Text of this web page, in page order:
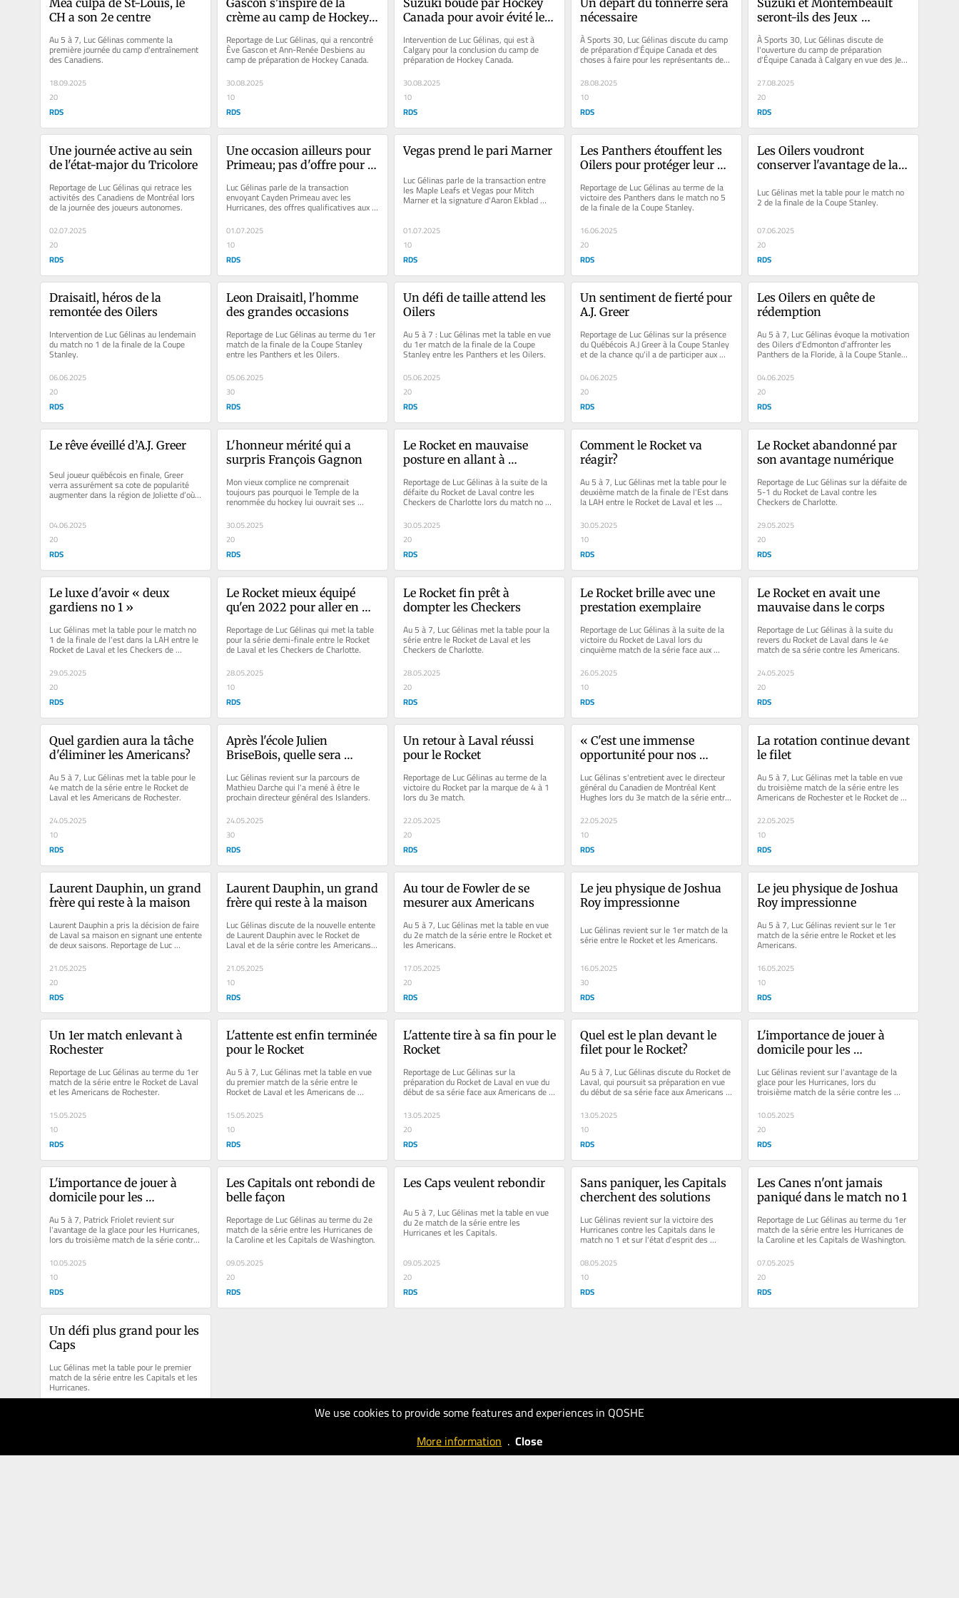
We use cookies to provide some features and experiences in QOSHE
More information . Close
CH a son 2e centre
Au 5 à 7, Luc Gélinas commente la
première journée du camp d'entraînement
des Canadiens.
18.09.2025
20
RDS
crème au camp de Hockey
Reportage de Luc Gélinas, qui a rencontré
Ève Gascon et Ann-Renée Desbiens au
camp de préparation de Hockey Canada.
30.08.2025
10
RDS
Canada pour avoir évité les
Intervention de Luc Gélinas, qui est à
Calgary pour la conclusion du camp de
préparation de Hockey Canada.
30.08.2025
10
RDS
nécessaire
À Sports 30, Luc Gélinas discute du camp
de préparation d'Équipe Canada et des
choses à faire pour les représentants des
Canadiens pour se...
28.08.2025
10
RDS
seront-ils des Jeux
À Sports 30, Luc Gélinas discute de
l'ouverture du camp de préparation
d'Équipe Canada à Calgary en vue des Jeux
olympiques.
27.08.2025
20
RDS
Une journée active au sein
de l'état-major du Tricolore
Reportage de Luc Gélinas qui retrace les
activités des Canadiens de Montréal lors
de la journée des joueurs autonomes.
02.07.2025
20
RDS
Une occasion ailleurs pour
Primeau; pas d'offre pour
Luc Gélinas parle de la transaction
envoyant Cayden Primeau avec les
Hurricanes, des offres qualificatives aux
joueurs du CH, du non-renouvellement...
01.07.2025
10
RDS
Vegas prend le pari Marner
Luc Gélinas parle de la transaction entre
les Maple Leafs et Vegas pour Mitch
Marner et la signature d'Aaron Ekblad
avec les Panthers
01.07.2025
10
RDS
Les Panthers étouffent les
Oilers pour protéger leur
Reportage de Luc Gélinas au terme de la
victoire des Panthers dans le match no 5
de la finale de la Coupe Stanley.
16.06.2025
20
RDS
Les Oilers voudront
conserver l'avantage de la
Luc Gélinas met la table pour le match no
2 de la finale de la Coupe Stanley.
07.06.2025
20
RDS
Draisaitl, héros de la
remontée des Oilers
Intervention de Luc Gélinas au lendemain
du match no 1 de la finale de la Coupe
Stanley.
06.06.2025
20
RDS
Leon Draisaitl, l'homme
des grandes occasions
Reportage de Luc Gélinas au terme du 1er
match de la finale de la Coupe Stanley
entre les Panthers et les Oilers.
05.06.2025
30
RDS
Un défi de taille attend les
Oilers
Au 5 à 7 : Luc Gélinas met la table en vue
du 1er match de la finale de la Coupe
Stanley entre les Panthers et les Oilers.
05.06.2025
20
RDS
Un sentiment de fierté pour
A.J. Greer
Reportage de Luc Gélinas sur la présence
du Québécois A.J Greer à la Coupe Stanley
et de la chance qu'il a de participer aux
04.06.2025
20
RDS
Les Oilers en quête de
rédemption
Au 5 à 7, Luc Gélinas évoque la motivation
des Oilers d'Edmonton d'affronter les
Panthers de la Floride, à la Coupe Stanley.
Il discute également...
04.06.2025
20
RDS
Le rêve éveillé d’A.J. Greer
Seul joueur québécois en finale, Greer
verra assurément sa cote de popularité
augmenter dans la région de Joliette d’où il
est originaire.
04.06.2025
20
RDS
L'honneur mérité qui a
surpris François Gagnon
Mon vieux complice ne comprenait
toujours pas pourquoi le Temple de la
renommée du hockey lui ouvrait ses
30.05.2025
20
RDS
Le Rocket en mauvaise
posture en allant à
Reportage de Luc Gélinas à la suite de la
défaite du Rocket de Laval contre les
Checkers de Charlotte lors du match no 2
30.05.2025
20
RDS
Comment le Rocket va
réagir?
Au 5 à 7, Luc Gélinas met la table pour le
deuxième match de la finale de l'Est dans
la LAH entre le Rocket de Laval et les
30.05.2025
10
RDS
Le Rocket abandonné par
son avantage numérique
Reportage de Luc Gélinas sur la défaite de
5-1 du Rocket de Laval contre les
Checkers de Charlotte.
29.05.2025
20
RDS
Le luxe d'avoir « deux
gardiens no 1 »
Luc Gélinas met la table pour le match no
1 de la finale de l'est dans la LAH entre le
Rocket de Laval et les Checkers de
29.05.2025
20
RDS
Le Rocket mieux équipé
qu'en 2022 pour aller en
Reportage de Luc Gélinas qui met la table
pour la série demi-finale entre le Rocket
de Laval et les Checkers de Charlotte.
28.05.2025
10
RDS
Le Rocket fin prêt à
dompter les Checkers
Au 5 à 7, Luc Gélinas met la table pour la
série entre le Rocket de Laval et les
Checkers de Charlotte.
28.05.2025
20
RDS
Le Rocket brille avec une
prestation exemplaire
Reportage de Luc Gélinas à la suite de la
victoire du Rocket de Laval lors du
cinquième match de la série face aux
Americans de Rochester.
26.05.2025
10
RDS
Le Rocket en avait une
mauvaise dans le corps
Reportage de Luc Gélinas à la suite du
revers du Rocket de Laval dans le 4e
match de sa série contre les Americans.
24.05.2025
20
RDS
Quel gardien aura la tâche
d'éliminer les Americans?
Au 5 à 7, Luc Gélinas met la table pour le
4e match de la série entre le Rocket de
Laval et les Americans de Rochester.
24.05.2025
10
RDS
Après l'école Julien
BriseBois, quelle sera
Luc Gélinas revient sur la parcours de
Mathieu Darche qui l'a mené à être le
prochain directeur général des Islanders.
24.05.2025
30
RDS
Un retour à Laval réussi
pour le Rocket
Reportage de Luc Gélinas au terme de la
victoire du Rocket par la marque de 4 à 1
lors du 3e match.
22.05.2025
20
RDS
« C'est une immense
opportunité pour nos
Luc Gélinas s'entretient avec le directeur
général du Canadien de Montréal Kent
Hughes lors du 3e match de la série entre
les Americans et le Rocket.
22.05.2025
10
RDS
La rotation continue devant
le filet
Au 5 à 7, Luc Gélinas met la table en vue
du troisième match de la série entre les
Americans de Rochester et le Rocket de
22.05.2025
10
RDS
Laurent Dauphin, un grand
frère qui reste à la maison
Laurent Dauphin a pris la décision de faire
de Laval sa maison en signant une entente
de deux saisons. Reportage de Luc
21.05.2025
20
RDS
Laurent Dauphin, un grand
frère qui reste à la maison
Luc Gélinas discute de la nouvelle entente
de Laurent Dauphin avec le Rocket de
Laval et de la série contre les Americans
21.05.2025
10
RDS
Au tour de Fowler de se
mesurer aux Americans
Au 5 à 7, Luc Gélinas met la table en vue
du 2e match de la série entre le Rocket et
les Americans.
17.05.2025
20
RDS
Le jeu physique de Joshua
Roy impressionne
Luc Gélinas revient sur le 1er match de la
série entre le Rocket et les Americans.
16.05.2025
30
RDS
Le jeu physique de Joshua
Roy impressionne
Au 5 à 7, Luc Gélinas revient sur le 1er
match de la série entre le Rocket et les
Americans.
16.05.2025
10
RDS
Un 1er match enlevant à
Rochester
Reportage de Luc Gélinas au terme du 1er
match de la série entre le Rocket de Laval
et les Americans de Rochester.
15.05.2025
10
RDS
L'attente est enfin terminée
pour le Rocket
Au 5 à 7, Luc Gélinas met la table en vue
du premier match de la série entre le
Rocket de Laval et les Americans de
15.05.2025
10
RDS
L'attente tire à sa fin pour le
Rocket
Reportage de Luc Gélinas sur la
préparation du Rocket de Laval en vue du
début de sa série face aux Americans de
13.05.2025
20
RDS
Quel est le plan devant le
filet pour le Rocket?
Au 5 à 7, Luc Gélinas discute du Rocket de
Laval, qui poursuit sa préparation en vue
du début de sa série face aux Americans
13.05.2025
10
RDS
L'importance de jouer à
domicile pour les
Luc Gélinas revient sur l'avantage de la
glace pour les Hurricanes, lors du
troisième match de la série contre les
10.05.2025
20
RDS
L'importance de jouer à
domicile pour les
Au 5 à 7, Patrick Friolet revient sur
l'avantage de la glace pour les Hurricanes,
lors du troisième match de la série contre
10.05.2025
10
RDS
Les Capitals ont rebondi de
belle façon
Reportage de Luc Gélinas au terme du 2e
match de la série entre les Hurricanes de
la Caroline et les Capitals de Washington.
09.05.2025
20
RDS
Les Caps veulent rebondir
Au 5 à 7, Luc Gélinas met la table en vue
du 2e match de la série entre les
Hurricanes et les Capitals.
09.05.2025
20
RDS
Sans paniquer, les Capitals
cherchent des solutions
Luc Gélinas revient sur la victoire des
Hurricanes contre les Capitals dans le
match no 1 et sur l'état d'esprit des
08.05.2025
10
RDS
Les Canes n'ont jamais
paniqué dans le match no 1
Reportage de Luc Gélinas au terme du 1er
match de la série entre les Hurricanes de
la Caroline et les Capitals de Washington.
07.05.2025
20
RDS
Un défi plus grand pour les
Caps
Luc Gélinas met la table pour le premier
match de la série entre les Capitals et les
Hurricanes.